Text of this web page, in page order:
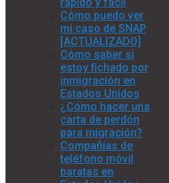
Cómo puedo ver
mi caso de SNAP
[ACTUALIZADO]
Cómo saber si
estoy fichado por
inmigración en
Estados Unidos
¿Cómo hacer una
carta de perdón
para migración?
Compañías de
teléfono móvil
baratas en